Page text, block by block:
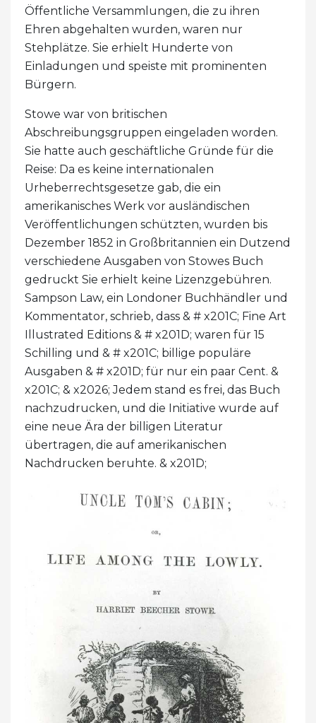
Öffentliche Versammlungen, die zu ihren
Ehren abgehalten wurden, waren nur
Stehplätze. Sie erhielt Hunderte von
Einladungen und speiste mit prominenten
Bürgern.
Stowe war von britischen
Abschreibungsgruppen eingeladen worden.
Sie hatte auch geschäftliche Gründe für die
Reise: Da es keine internationalen
Urheberrechtsgesetze gab, die ein
amerikanisches Werk vor ausländischen
Veröffentlichungen schützten, wurden bis
Dezember 1852 in Großbritannien ein Dutzend
verschiedene Ausgaben von Stowes Buch
gedruckt Sie erhielt keine Lizenzgebühren.
Sampson Law, ein Londoner Buchhändler und
Kommentator, schrieb, dass & # x201C; Fine Art
Illustrated Editions & # x201D; waren für 15
Schilling und & # x201C; billige populäre
Ausgaben & # x201D; für nur ein paar Cent. &
x201C; & x2026; Jedem stand es frei, das Buch
nachzudrucken, und die Initiative wurde auf
eine neue Ära der billigen Literatur
übertragen, die auf amerikanischen
Nachdrucken beruhte. & x201D;